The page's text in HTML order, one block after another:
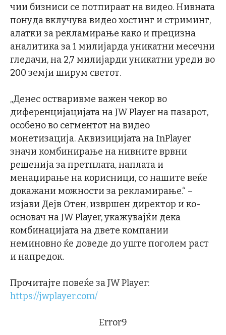
чии бизниси се потпираат на видео. Нивната
понуда вклучува видео хостинг и стриминг,
алатки за рекламирање како и прецизна
аналитика за 1 милијарда уникатни месечни
гледачи, на 2,7 милијарди уникатни уреди во
200 земји ширум светот.
„Денес остваривме важен чекор во
диференцијацијата на JW Player на пазарот,
особено во сегментот на видео
монетизација. Аквизицијата на InPlayer
значи комбинирање на нивните врвни
решенија за претплата, наплата и
менаџирање на корисници, со нашите веќе
докажани можности за рекламирање.“ –
изјави Дејв Отен, извршен директор и ко-
основач на JW Player, укажувајќи дека
комбинацијата на двете компании
неминовно ќе доведе до уште поголем раст
и напредок.
Прочитајте повеќе за JW Player:
https://jwplayer.com/
Error9